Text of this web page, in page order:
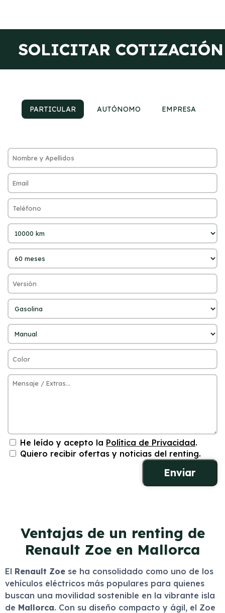
SOLICITAR COTIZACIÓN
PARTICULAR AUTÓNOMO EMPRESA
He leído y acepto la Política de Privacidad.
Quiero recibir ofertas y noticias del renting.
Ventajas de un renting de
Renault Zoe en Mallorca
El Renault Zoe se ha consolidado como uno de los
vehículos eléctricos más populares para quienes
buscan una movilidad sostenible en la vibrante isla
de Mallorca. Con su diseño compacto y ágil, el Zoe